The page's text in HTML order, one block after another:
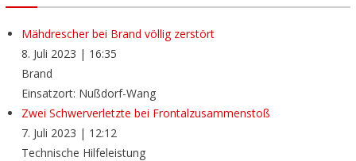
Mähdrescher bei Brand völlig zerstört
8. Juli 2023 | 16:35
Brand
Einsatzort: Nußdorf-Wang
Zwei Schwerverletzte bei Frontalzusammenstoß
7. Juli 2023 | 12:12
Technische Hilfeleistung